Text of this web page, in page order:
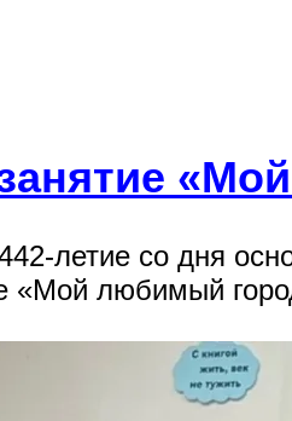
летие со дня
«Мой любимый